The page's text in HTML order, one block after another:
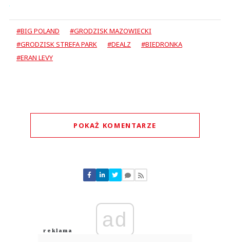
#BIG POLAND
#GRODZISK MAZOWIECKI
#GRODZISK STREFA PARK
#DEALZ
#BIEDRONKA
#ERAN LEVY
POKAŻ KOMENTARZE
Nie znaleziono komentarzy
Zostaw swoje komentarze
Anuluj
ad